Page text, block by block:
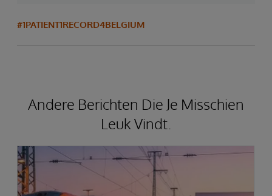
#1PATIENT1RECORD4BELGIUM
Andere Berichten Die Je Misschien
Leuk Vindt.